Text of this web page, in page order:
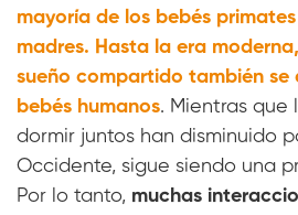
mayoría de los bebés
madres. Hasta la era
sueño compartido también se
bebés humanos. Mientras que
dormir juntos han disminuido
Occidente, sigue siendo una
Por lo tanto, muchas